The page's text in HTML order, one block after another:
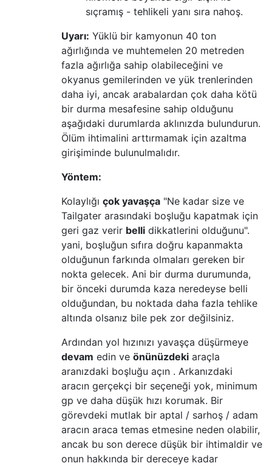
sıçramış - tehlikeli yanı sıra nahoş.
Uyarı: Yüklü bir kamyonun 40 ton
ağırlığında ve muhtemelen 20 metreden
fazla ağırlığa sahip olabileceğini ve
okyanus gemilerinden ve yük trenlerinden
daha iyi, ancak arabalardan çok daha kötü
bir durma mesafesine sahip olduğunu
aşağıdaki durumlarda aklınızda bulundurun.
Ölüm ihtimalini arttırmamak için azaltma
girişiminde bulunulmalıdır.
Yöntem:
Kolaylığı çok yavaşça "Ne kadar size ve
Tailgater arasındaki boşluğu kapatmak için
geri gaz verir belli dikkatlerini olduğunu".
yani, boşluğun sıfıra doğru kapanmakta
olduğunun farkında olmaları gereken bir
nokta gelecek. Ani bir durma durumunda,
bir önceki durumda kaza neredeyse belli
olduğundan, bu noktada daha fazla tehlike
altında olsanız bile pek zor değilsiniz.
Ardından yol hızınızı yavaşça düşürmeye
devam edin ve önünüzdeki araçla
aranızdaki boşluğu açın . Arkanızdaki
aracın gerçekçi bir seçeneği yok, minimum
gp ve daha düşük hızı korumak. Bir
görevdeki mutlak bir aptal / sarhoş / adam
aracın araca temas etmesine neden olabilir,
ancak bu son derece düşük bir ihtimaldir ve
onun hakkında bir dereceye kadar